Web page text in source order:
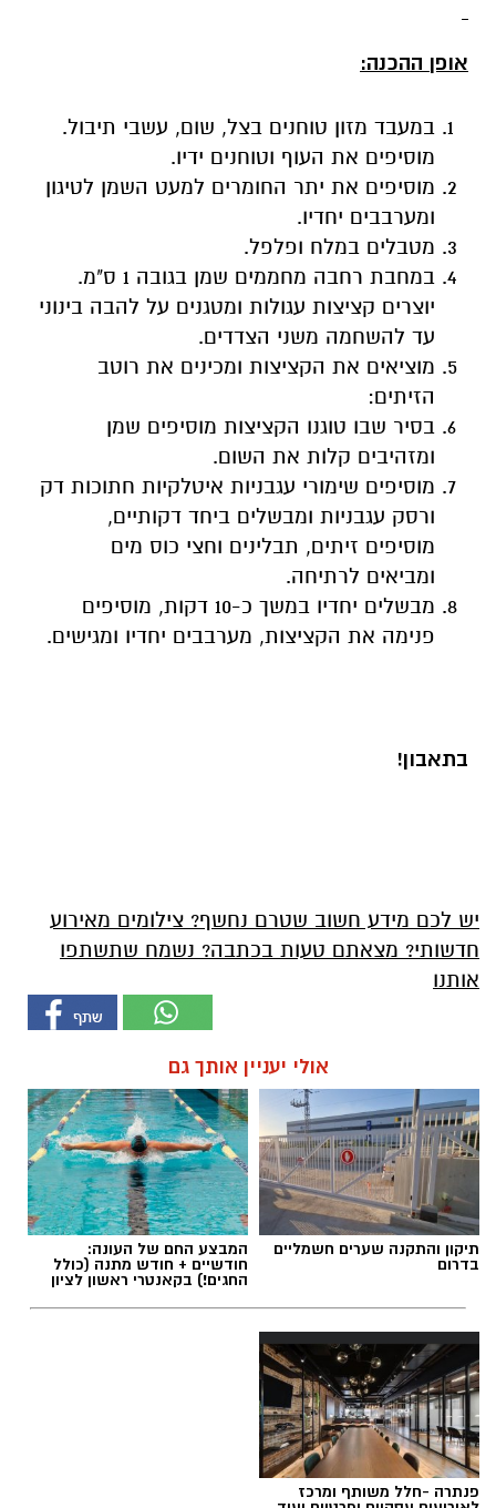
אופן ההכנה:
במעבד מזון טוחנים בצל, שום, עשבי תיבול.
מוסיפים את העוף וטוחנים ידיו.
מוסיפים את יתר החומרים למעט השמן לטיגון
ומערבבים יחדיו.
מטבלים במלח ופלפל.
במחבת רחבה מחממים שמן בגובה 1 ס"מ.
יוצרים קציצות עגולות ומטגנים על להבה בינוני
עד להשחמה משני הצדדים.
מוציאים את הקציצות ומכינים את רוטב
הזיתים:
בסיר שבו טוגנו הקציצות מוסיפים שמן
ומזהיבים קלות את השום.
מוסיפים שימורי עגבניות איטלקיות חתוכות דק
ורסק עגבניות ומבשלים ביחד דקותיים,
מוסיפים זיתים, תבלינים וחצי כוס מים
ומביאים לרתיחה.
מבשלים יחדיו במשך כ-10 דקות, מוסיפים
פנימה את הקציצות, מערבבים יחדיו ומגישים.
בתאבון!
יש לכם מידע חשוב שטרם נחשף? צילומים מאירוע
חדשותי? מצאתם טעות בכתבה? נשמח שתשתפו
אותנו
אולי יעניין אותך גם
תיקון והתקנה שערים חשמליים
בדרום
המבצע החם של העונה:
חודשיים + חודש מתנה (כולל
החגים!) בקאנטרי ראשון לציון
פנתרה -חלל משותף ומרכז